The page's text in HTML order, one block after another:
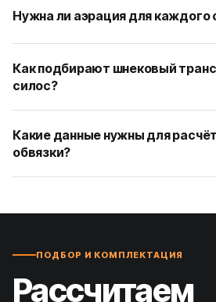
Нужна ли аэрация для каждого
Как подбирают шнековый
силос?
Какие данные нужны для
обвязки?
ПОДБОР И КОМПЛЕКТАЦИЯ
Рассчитаем